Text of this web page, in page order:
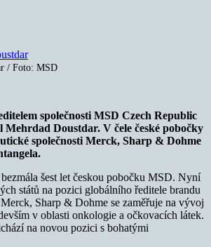
/ Foto: MSD
společnosti MSD Czech Republic
Mehrdad Doustdar. V čele české pobočky
společnosti Merck, Sharp & Dohme
šest let českou pobočku MSD. Nyní
států na pozici globálního ředitele brandu
Sharp & Dohme se zaměřuje na vývoj
v oblasti onkologie a očkovacích látek.
na novou pozici s bohatými